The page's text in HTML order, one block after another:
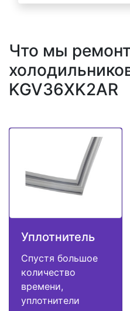
Что мы
KGV36XK2AR
Уплотнитель
Спустя большое
количество
времени,
уплотнители